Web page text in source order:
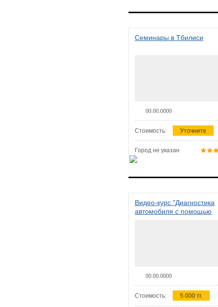
Семинары в Тбилиси
00.00.0000
Стоимость: Уточните
Город не указан
Видео-курс "Диагностика
автомобиля с помощью
00.00.0000
Стоимость: 5 000 тг.